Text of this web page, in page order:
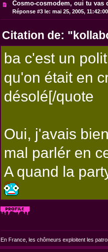
Cosmo-cosmodem, oui tu vas
Réponse #3 le: mai 25, 2005,
Citation de:
ba c'est un
qu'on était en
désolé[/quote
Oui, j'avais
mal parlér en
A quand la
En France, les chômeurs exploitent les